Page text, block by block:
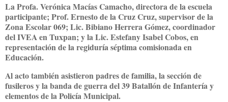
La Profa. Verónica Macías Camacho, directora de la escuela
participante; Prof. Ernesto de la Cruz Cruz, supervisor de la
Zona Escolar 069; Lic. Bibiano Herrera Gómez, coordinador
del IVEA en Tuxpan; y la Lic. Estefany Isabel Cobos, en
representación de la regiduría séptima comisionada en
Educación.
Al acto también asistieron padres de familia, la sección de
fusileros y la banda de guerra del 39 Batallón de Infantería y
elementos de la Policía Municipal.